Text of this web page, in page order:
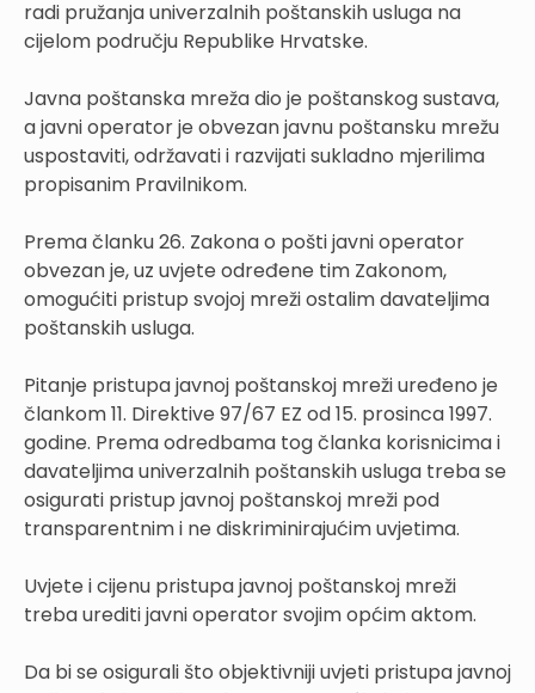
radi pružanja univerzalnih poštanskih usluga na
cijelom području Republike Hrvatske.
Javna poštanska mreža dio je poštanskog sustava,
a javni operator je obvezan javnu poštansku mrežu
uspostaviti, održavati i razvijati sukladno mjerilima
propisanim Pravilnikom.
Prema članku 26. Zakona o pošti javni operator
obvezan je, uz uvjete određene tim Zakonom,
omogućiti pristup svojoj mreži ostalim davateljima
poštanskih usluga.
Pitanje pristupa javnoj poštanskoj mreži uređeno je
člankom 11. Direktive 97/67 EZ od 15. prosinca 1997.
godine. Prema odredbama tog članka korisnicima i
davateljima univerzalnih poštanskih usluga treba se
osigurati pristup javnoj poštanskoj mreži pod
transparentnim i ne diskriminirajućim uvjetima.
Uvjete i cijenu pristupa javnoj poštanskoj mreži
treba urediti javni operator svojim općim aktom.
Da bi se osigurali što objektivniji uvjeti pristupa javnoj